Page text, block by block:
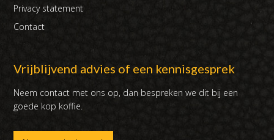
Privacy statement
Contact
Vrijblijvend advies of een kennisgesprek
Neem contact met ons op, dan bespreken we dit bij een
goede kop koffie.